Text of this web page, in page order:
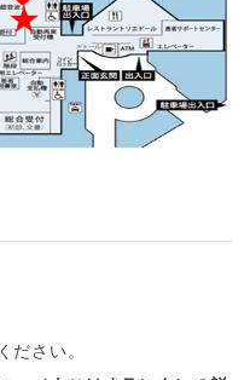
ださい。